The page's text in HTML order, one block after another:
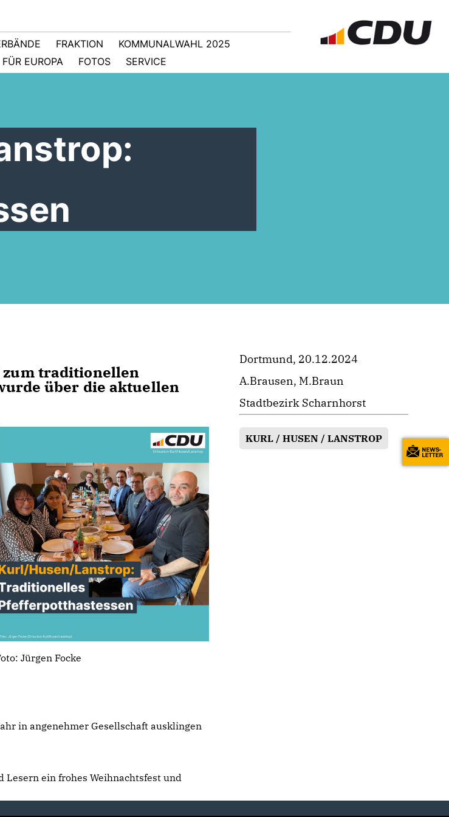
FRAKTION
KOMMUNALWAHL 2025
FÜR EUROPA FOTOS SERVICE
zum traditionellen
über die aktuellen
Jürgen Focke
in angenehmer Gesellschaft ausklingen
ein frohes Weihnachtsfest und
Dortmund, 20.12.2024
A.Brausen, M.Braun
Stadtbezirk Scharnhorst
KURL / HUSEN / LANSTROP